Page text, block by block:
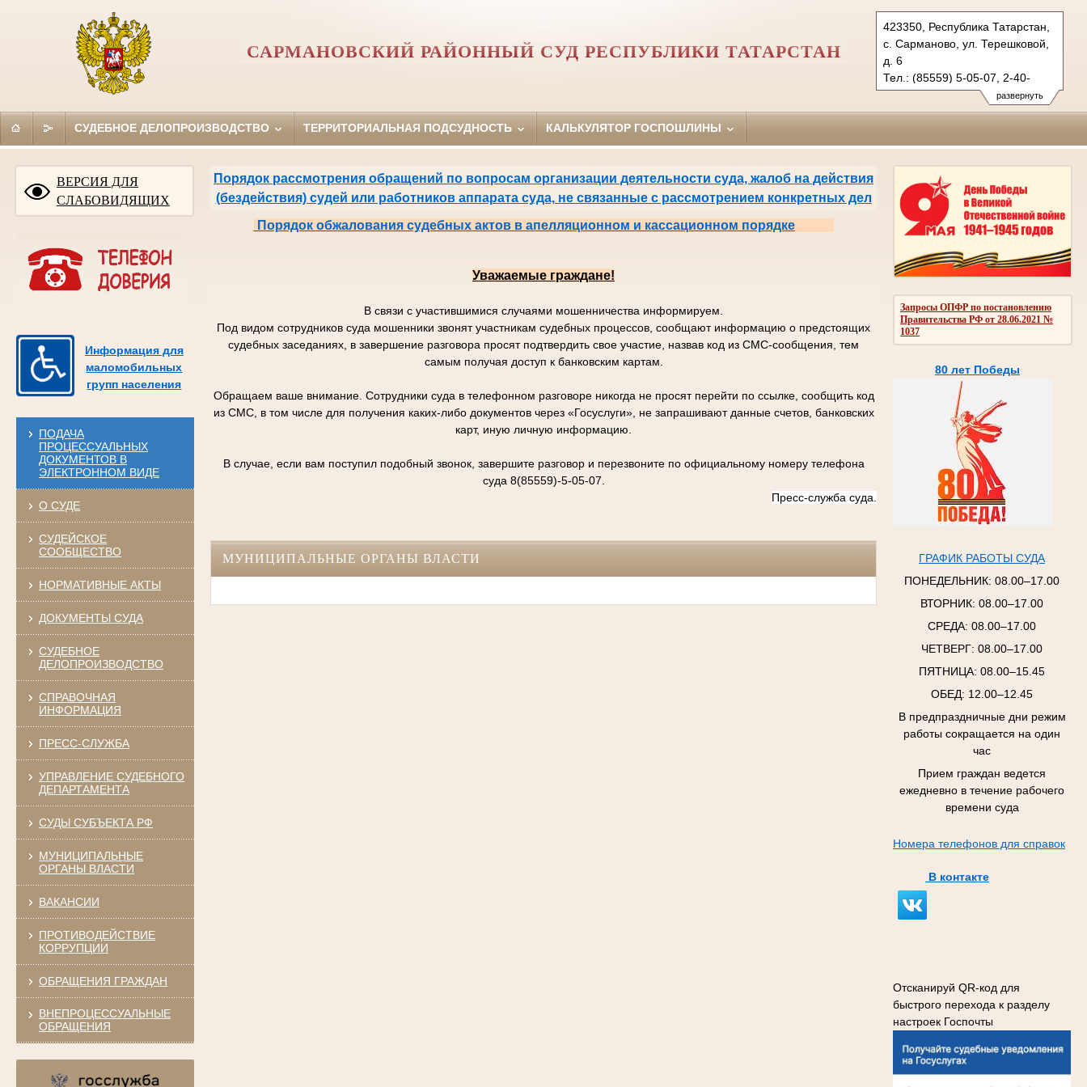
развернуть
423350, Республика Татарстан,
с. Сарманово, ул. Терешковой,
д. 6
Тел.: (85559) 5-05-07, 2-40-
35 (ф.)
sarmanovsky.tat@sudrf.ru
САРМАНОВСКИЙ РАЙОННЫЙ СУД РЕСПУБЛИКИ ТАТАРСТАН
СУДЕБНОЕ ДЕЛОПРОИЗВОДСТВО ТЕРРИТОРИАЛЬНАЯ ПОДСУДНОСТЬ КАЛЬКУЛЯТОР ГОСПОШЛИНЫ
ВЕРСИЯ ДЛЯ
СЛАБОВИДЯЩИХ
Информация для
маломобильных
групп населения
ПОДАЧА
ПРОЦЕССУАЛЬНЫХ
ДОКУМЕНТОВ В
ЭЛЕКТРОННОМ ВИДЕ
О СУДЕ
СУДЕЙСКОЕ
СООБЩЕСТВО
НОРМАТИВНЫЕ АКТЫ
ДОКУМЕНТЫ СУДА
СУДЕБНОЕ
ДЕЛОПРОИЗВОДСТВО
СПРАВОЧНАЯ
ИНФОРМАЦИЯ
ПРЕСС-СЛУЖБА
УПРАВЛЕНИЕ СУДЕБНОГО
ДЕПАРТАМЕНТА
СУДЫ СУБЪЕКТА РФ
МУНИЦИПАЛЬНЫЕ
ОРГАНЫ ВЛАСТИ
ВАКАНСИИ
ПРОТИВОДЕЙСТВИЕ
КОРРУПЦИИ
ОБРАЩЕНИЯ ГРАЖДАН
ВНЕПРОЦЕССУАЛЬНЫЕ
ОБРАЩЕНИЯ
Запросы ОПФР по постановлению
Правительства РФ от 28.06.2021 №
1037
80 лет Победы
ГРАФИК РАБОТЫ СУДА
ПОНЕДЕЛЬНИК: 08.00–17.00
ВТОРНИК: 08.00–17.00
СРЕДА: 08.00–17.00
ЧЕТВЕРГ: 08.00–17.00
ПЯТНИЦА: 08.00–15.45
ОБЕД: 12.00–12.45
В предпраздничные дни режим
работы сокращается на один
час
Прием граждан ведется
ежедневно в течение рабочего
времени суда
Номера телефонов для справок
В контакте
Отсканируй QR-код для
быстрого перехода к разделу
настроек Госпочты
Порядок рассмотрения обращений по вопросам организации деятельности суда, жалоб на действия
(бездействия) судей или работников аппарата суда, не связанные с рассмотрением конкретных дел
Порядок обжалования судебных актов в апелляционном и кассационном порядке
Уважаемые граждане!
В связи с участившимися случаями мошенничества информируем.
Под видом сотрудников суда мошенники звонят участникам судебных процессов, сообщают информацию о предстоящих
судебных заседаниях, в завершение разговора просят подтвердить свое участие, назвав код из СМС-сообщения, тем
самым получая доступ к банковским картам.
Обращаем ваше внимание. Сотрудники суда в телефонном разговоре никогда не просят перейти по ссылке, сообщить код
из СМС, в том числе для получения каких-либо документов через «Госуслуги», не запрашивают данные счетов, банковских
карт, иную личную информацию.
В случае, если вам поступил подобный звонок, завершите разговор и перезвоните по официальному номеру телефона
суда 8(85559)-5-05-07.
Пресс-служба суда.
МУНИЦИПАЛЬНЫЕ ОРГАНЫ ВЛАСТИ